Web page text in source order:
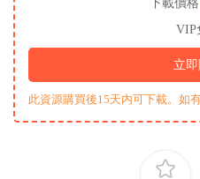
下載價格
VIP
立
此資源購買後15天内可下載。如